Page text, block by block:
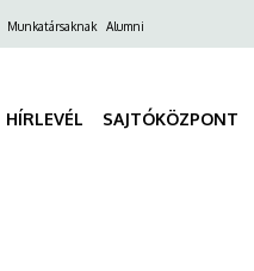
Munkatársaknak Alumni
HÍRLEVÉL SAJTÓKÖZPONT